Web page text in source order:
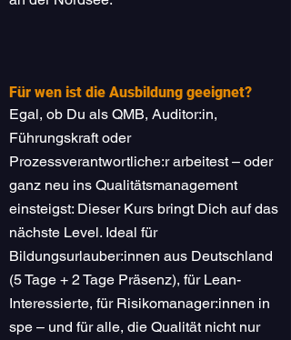
Für wen ist die Ausbildung geeignet?
Egal, ob Du als QMB, Auditor:in,
Führungskraft oder
Prozessverantwortliche:r arbeitest – oder
ganz neu ins Qualitätsmanagement
einsteigst: Dieser Kurs bringt Dich auf das
nächste Level. Ideal für
Bildungsurlauber:innen aus Deutschland
(5 Tage + 2 Tage Präsenz), für Lean-
Interessierte, für Risikomanager:innen in
spe – und für alle, die Qualität nicht nur